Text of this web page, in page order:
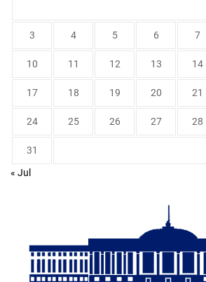
3 4 5 6 7
10 11 12 13 14
17 18 19 20 21
24 25 26 27 28
31
« Jul